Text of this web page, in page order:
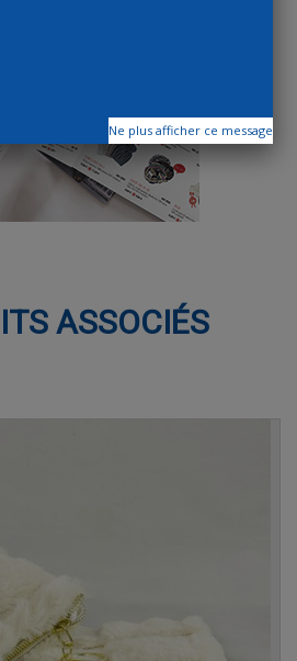
ASSOCIÉS
Ne plus afficher ce message